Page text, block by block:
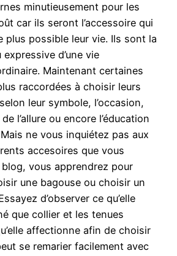
minutieusement pour les
car ils seront l’accessoire qui
plus possible leur vie. Ils sont la
d’une vie
Maintenant certaines
raccordées à choisir leurs
leur symbole, l’occasion,
l’allure ou encore l’éducation
ne vous inquiétez pas aux
accesoires que vous
vous apprendrez pour
une bagouse ou choisir un
d’observer ce qu’elle
que collier et les tenues
affectionne afin de choisir
se remarier facilement avec